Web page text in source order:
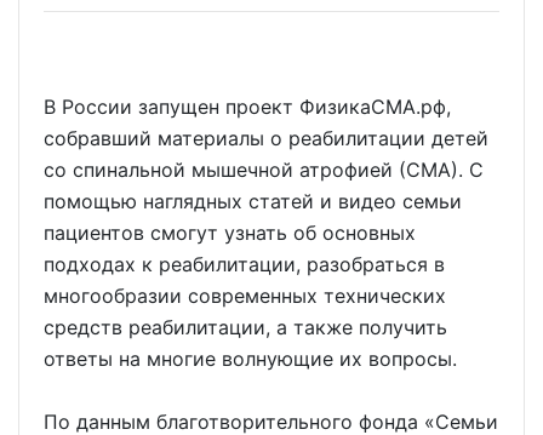
В России запущен проект ФизикаСМА.рф,
собравший материалы о реабилитации детей
со спинальной мышечной атрофией (СМА). С
помощью наглядных статей и видео семьи
пациентов смогут узнать об основных
подходах к реабилитации, разобраться в
многообразии современных технических
средств реабилитации, а также получить
ответы на многие волнующие их вопросы.
По данным благотворительного фонда «Семьи